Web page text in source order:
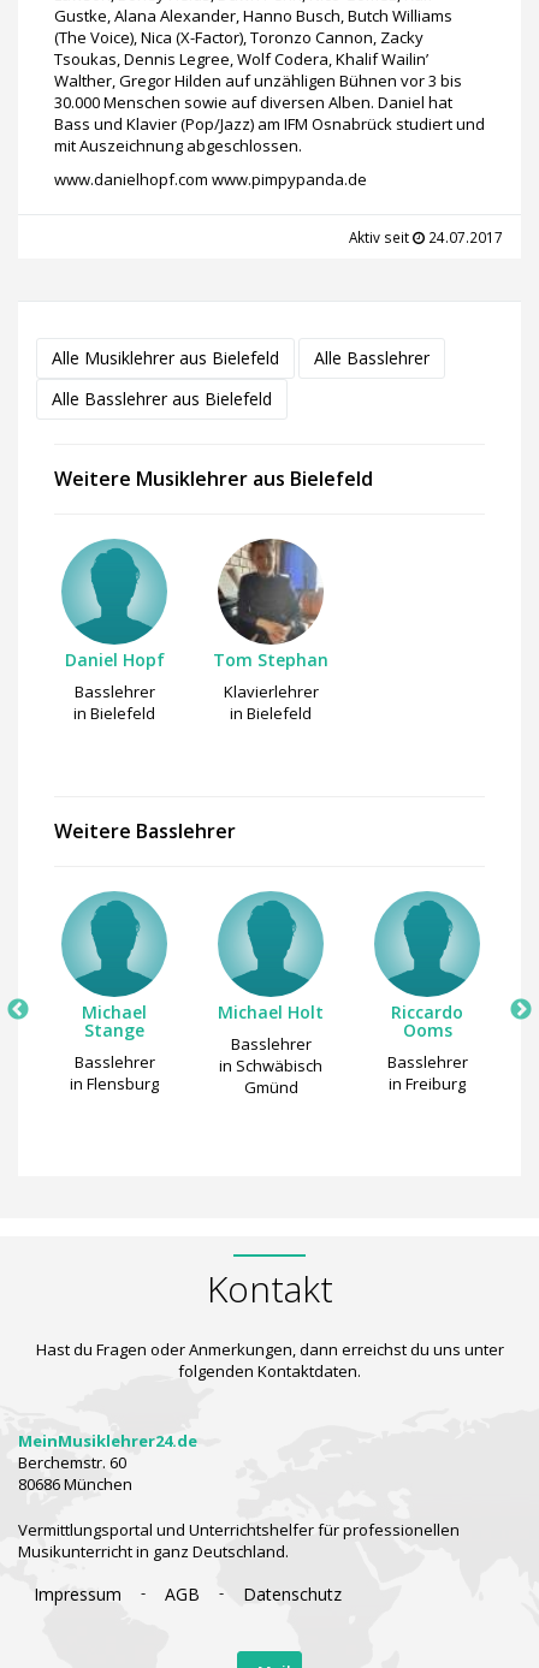
Gustke, Alana Alexander, Hanno Busch, Butch Williams
(The Voice), Nica (X-Factor), Toronzo Cannon, Zacky
Tsoukas, Dennis Legree, Wolf Codera, Khalif Wailin’
Walther, Gregor Hilden auf unzähligen Bühnen vor 3 bis
30.000 Menschen sowie auf diversen Alben. Daniel hat
Bass und Klavier (Pop/Jazz) am IFM Osnabrück studiert und
mit Auszeichnung abgeschlossen.
www.danielhopf.com www.pimpypanda.de
Aktiv seit 24.07.2017
Alle Musiklehrer aus Bielefeld
Alle Basslehrer
Alle Basslehrer aus Bielefeld
Weitere Musiklehrer aus Bielefeld
Daniel Hopf
Basslehrer
in Bielefeld
Tom Stephan
Klavierlehrer
in Bielefeld
Weitere Basslehrer
Michael
Stange
Basslehrer
in Flensburg
Michael Holt
Basslehrer
in Schwäbisch
Gmünd
Riccardo
Ooms
Basslehrer
in Freiburg
Kontakt
Hast du Fragen oder Anmerkungen, dann erreichst du uns unter
folgenden Kontaktdaten.
MeinMusiklehrer24.de
Berchemstr. 60
80686 München
Vermittlungsportal und Unterrichtshelfer für professionellen
Musikunterricht in ganz Deutschland.
Impressum - AGB - Datenschutz